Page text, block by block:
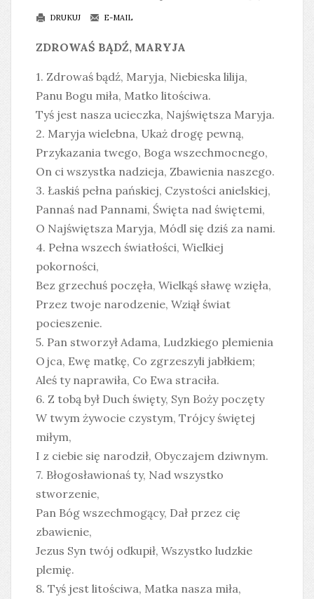
DRUKUJ E-MAIL
ZDROWAŚ BĄDŹ, MARYJA
1. Zdrowaś bądź, Maryja, Niebieska lilija,
Panu Bogu miła, Matko litościwa.
Tyś jest nasza ucieczka, Najświętsza Maryja.
2. Maryja wielebna, Ukaż drogę pewną,
Przykazania twego, Boga wszechmocnego,
On ci wszystka nadzieja, Zbawienia naszego.
3. Łaskiś pełna pańskiej, Czystości anielskiej,
Pannaś nad Pannami, Święta nad świętemi,
O Najświętsza Maryja, Módl się dziś za nami.
4. Pełna wszech światłości, Wielkiej
pokorności,
Bez grzechuś poczęła, Wielkąś sławę wzięła,
Przez twoje narodzenie, Wziął świat
pocieszenie.
5. Pan stworzył Adama, Ludzkiego plemienia
Ojca, Ewę matkę, Co zgrzeszyli jabłkiem;
Aleś ty naprawiła, Co Ewa straciła.
6. Z tobą był Duch święty, Syn Boży poczęty
W twym żywocie czystym, Trójcy świętej
miłym,
I z ciebie się narodził, Obyczajem dziwnym.
7. Błogosławionaś ty, Nad wszystko
stworzenie,
Pan Bóg wszechmogący, Dał przez cię
zbawienie,
Jezus Syn twój odkupił, Wszystko ludzkie
plemię.
8. Tyś jest litościwa, Matka nasza miła,